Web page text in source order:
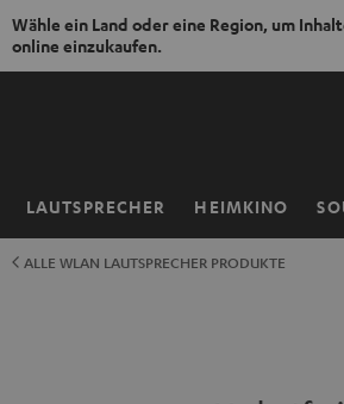
Wähle ein Land oder eine Region, um
online einzukaufen.
ZUM
LAUTSPRECHER HEIMKINO
Startseite
ALLE WLAN LAUTSPRECHER PRODUKTE